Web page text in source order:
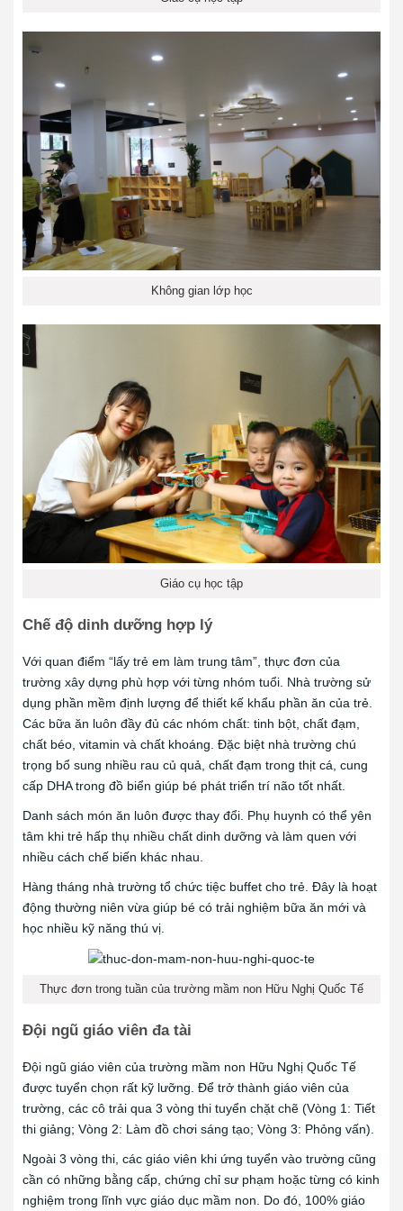
Không gian lớp học
Giáo cụ học tập
Chế độ dinh dưỡng hợp lý
Với quan điểm “lấy trẻ em làm trung tâm”, thực đơn của
trường xây dựng phù hợp với từng nhóm tuổi. Nhà trường sử
dụng phần mềm định lượng để thiết kế khẩu phần ăn của trẻ.
Các bữa ăn luôn đầy đủ các nhóm chất: tinh bột, chất đạm,
chất béo, vitamin và chất khoáng. Đặc biệt nhà trường chú
trọng bổ sung nhiều rau củ quả, chất đạm trong thịt cá, cung
cấp DHA trong đồ biển giúp bé phát triển trí não tốt nhất.
Danh sách món ăn luôn được thay đổi. Phụ huynh có thể yên
tâm khi trẻ hấp thụ nhiều chất dinh dưỡng và làm quen với
nhiều cách chế biến khác nhau.
Hàng tháng nhà trường tổ chức tiệc buffet cho trẻ. Đây là hoạt
động thường niên vừa giúp bé có trải nghiệm bữa ăn mới và
học nhiều kỹ năng thú vị.
Thực đơn trong tuần của trường mầm non Hữu Nghị Quốc Tế
Đội ngũ giáo viên đa tài
Đội ngũ giáo viên của trường mầm non Hữu Nghị Quốc Tế
được tuyển chọn rất kỹ lưỡng. Để trở thành giáo viên của
trường, các cô trải qua 3 vòng thi tuyển chặt chẽ (Vòng 1: Tiết
thi giảng; Vòng 2: Làm đồ chơi sáng tạo; Vòng 3: Phỏng vấn).
Ngoài 3 vòng thi, các giáo viên khi ứng tuyển vào trường cũng
cần có những bằng cấp, chứng chỉ sư phạm hoặc từng có kinh
nghiệm trong lĩnh vực giáo dục mầm non. Do đó, 100% giáo